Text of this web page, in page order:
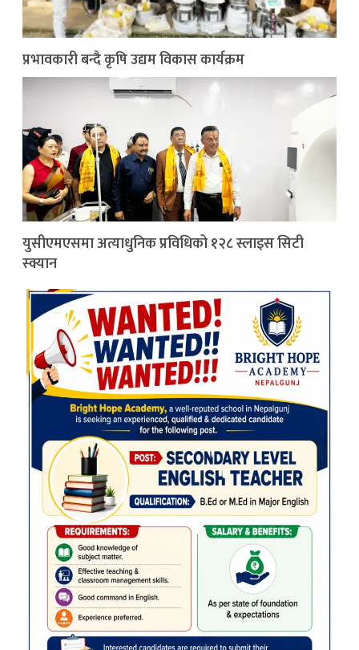
प्रभावकारी बन्दै कृषि उद्यम विकास कार्यक्रम
युसीएमएसमा अत्याधुनिक प्रविधिको १२८ स्लाइस सिटी
स्क्यान